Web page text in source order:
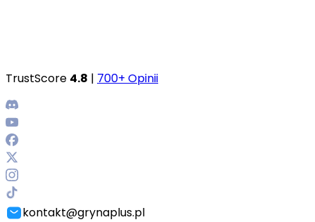
TrustScore 4.8 | 700+ Opinii
kontakt@grynaplus.pl